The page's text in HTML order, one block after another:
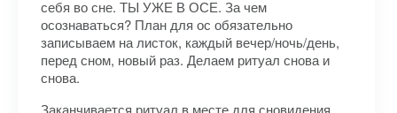
себя во сне. ТЫ УЖЕ В ОСЕ. За чем
осознаваться? План для ос обязательно
записываем на листок, каждый вечер/ночь/день,
перед сном, новый раз. Делаем ритуал снова и
снова.
Заканчивается ритуал в месте для сновидения,